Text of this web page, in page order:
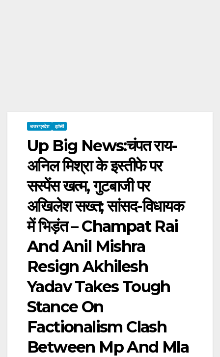
उत्तर प्रदेश झांसी
Up Big News:चंपत राय-
अनिल मिश्रा के इस्तीफे पर
सस्पेंस खत्म, गुटबाजी पर
अखिलेश सख्त; सांसद-विधायक
में भिड़ंत – Champat Rai
And Anil Mishra
Resign Akhilesh
Yadav Takes Tough
Stance On
Factionalism Clash
Between Mp And Mla